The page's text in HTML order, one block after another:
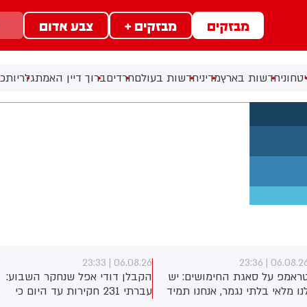
מבזקים מבזקים + צבע אדום
חדשות בארץמדיניחדשות בעולםחרדיםברוך דיין האמתגלריות
יש
אנחנו תמיד
הקבלן דודי אפל שנחקר השבוע:
עברתי 231 חקירות עד היום כי
טראמפ:
תסתיים די